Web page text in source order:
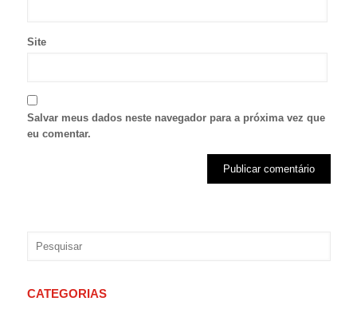
Site
Salvar meus dados neste navegador para a próxima vez que
eu comentar.
CATEGORIAS